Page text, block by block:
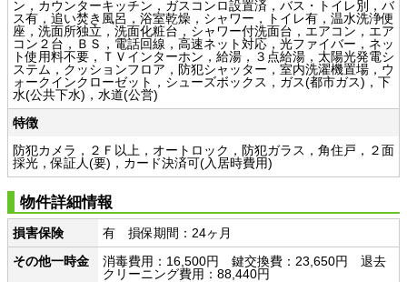
ン，カウンターキッチン，ガスコンロ設置済，バス・トイレ別，バ
ス有，追い焚き風呂，浴室乾燥，シャワー，トイレ有，温水洗浄便
座，洗面所独立，洗面化粧台，シャワー付洗面台，エアコン，エア
コン２台，ＢＳ，電話回線，高速ネット対応，光ファイバー，ネッ
ト使用料不要，ＴＶインターホン，給湯，３点給湯，太陽光発電シ
ステム，クッションフロア，防犯シャッター，室内洗濯機置場，ウ
ォークインクローゼット，シューズボックス，ガス(都市ガス)，下
水(公共下水)，水道(公営)
特徴
防犯カメラ，２Ｆ以上，オートロック，防犯ガラス，角住戸，２面
採光，保証人(要)，カード決済可(入居時費用)
物件詳細情報
損害保険
有 損保期間：24ヶ月
その他一時金
消毒費用：16,500円 鍵交換費：23,650円 退去
クリーニング費用：88,440円